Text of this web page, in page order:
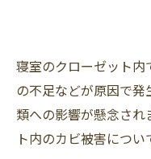
寝室のクローゼット
の不足などが原因で
類への影響が懸念され
ト内のカビ被害につい